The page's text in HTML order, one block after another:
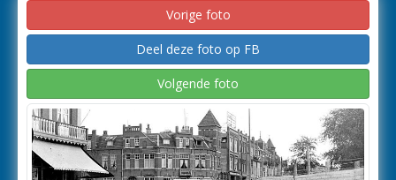
Vorige foto
Deel deze foto op FB
Volgende foto